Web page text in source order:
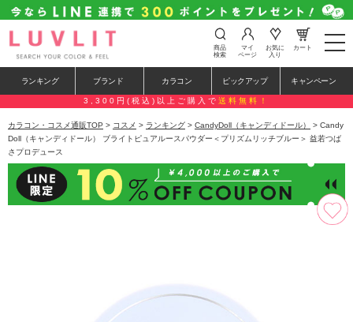
t
o
e
n
a
v
i
t
i
o
n
商品
検索
マイ
ページ
お気に
入り
カート
ランキング ブランド カラコン ピックアップ キャンペーン
3,300円(税込)以上ご購入で 送料無料！
カラコン・コスメ通販TOP > コスメ > ランキング > CandyDoll（キャンディドール）
> Candy
Doll（キャンディドール） ブライトピュアルースパウダー＜プリズムリッチブルー＞ 益若つば
さプロデュース